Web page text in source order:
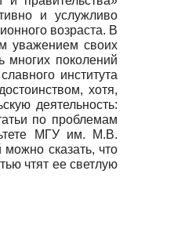
и услужливо
возраста. В
уважением своих
многих поколений
института
хотя,
деятельность:
по проблемам
МГУ им. М.В.
сказать, что
чтят ее светлую